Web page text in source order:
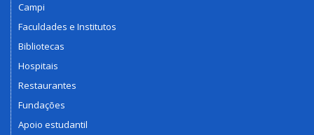
Campi
Faculdades e Institutos
Bibliotecas
Hospitais
Restaurantes
Fundações
Apoio estudantil